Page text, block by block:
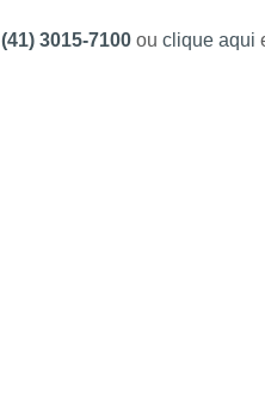
(41) 3015-7100 ou clique aqui